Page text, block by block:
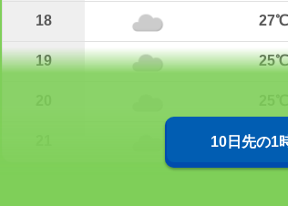
18 27℃
19 25℃
24℃
10日先の1